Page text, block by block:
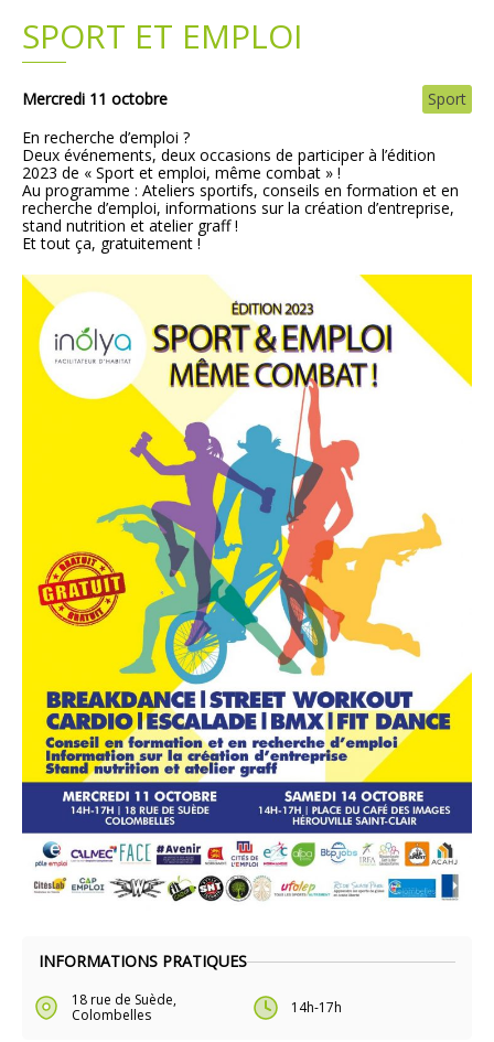
INFORMATIONS PRATIQUES
18 rue de Suède,
Colombelles
14h-17h
SPORT ET EMPLOI
Mercredi 11 octobre
Sport
En recherche d’emploi ?
Deux événements, deux occasions de participer à l’édition
2023 de « Sport et emploi, même combat » !
Au programme : Ateliers sportifs, conseils en formation et en
recherche d’emploi, informations sur la création d’entreprise,
stand nutrition et atelier graff !
Et tout ça, gratuitement !
Plans
Demandes légales
Emploi
Marchés publics
Grands projets